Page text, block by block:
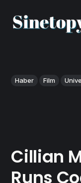
Haber Film
Cillian
Runs